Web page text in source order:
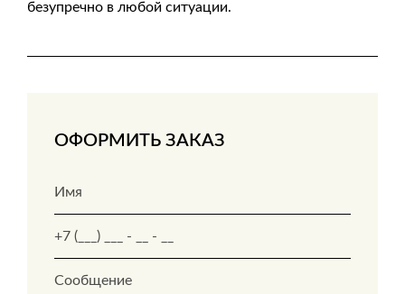
безупречно в любой ситуации.
ОФОРМИТЬ ЗАКАЗ